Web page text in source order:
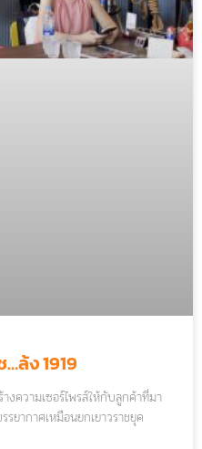
ล้ง 1919
ความเซอร์ไพรส์ให้กับลูกค้าที่มา
รยากาศเหมือนยกเยาวราชยุค